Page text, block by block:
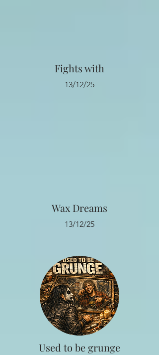
Fights with
13/12/25
Wax Dreams
13/12/25
Used to be grunge